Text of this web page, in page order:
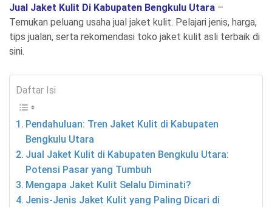
Jual Jaket Kulit Di Kabupaten Bengkulu Utara –
Temukan peluang usaha jual jaket kulit. Pelajari jenis, harga,
tips jualan, serta rekomendasi toko jaket kulit asli terbaik di
sini.
Daftar Isi
Pendahuluan: Tren Jaket Kulit di Kabupaten
Bengkulu Utara
Jual Jaket Kulit di Kabupaten Bengkulu Utara:
Potensi Pasar yang Tumbuh
Mengapa Jaket Kulit Selalu Diminati?
Jenis-Jenis Jaket Kulit yang Paling Dicari di